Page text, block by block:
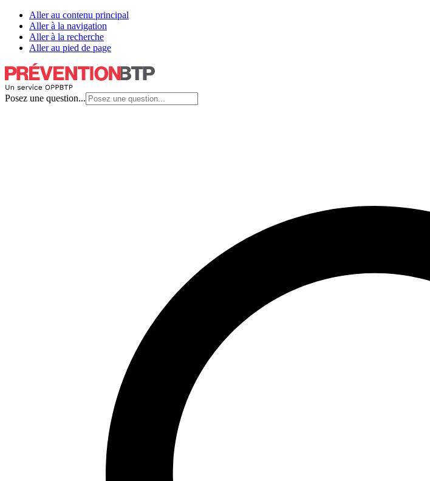
Aller au contenu principal
Aller à la navigation
Aller à la recherche
Aller au pied de page
Posez une question...